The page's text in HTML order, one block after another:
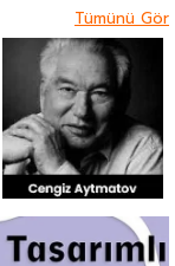
Tümünü Gör